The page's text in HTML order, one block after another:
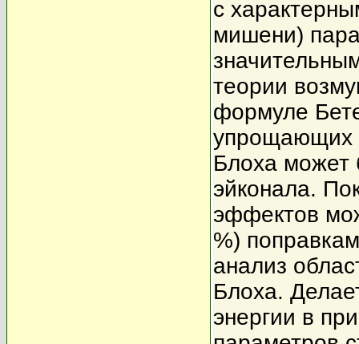
с
мишени)
теории
формуле
упрощающих
Блоха может
эйконала.
эффектов
%)
анализ
Блоха.
энергии в